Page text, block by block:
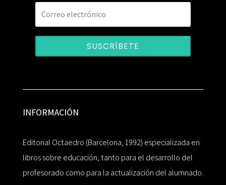
SUSCRÍBETE
INFORMACIÓN
Editorial Octaedro (Barcelona, 1992) especializada en
libros sobre educación, tanto para el desarrollo del
profesorado como para la actualización del alumnado.